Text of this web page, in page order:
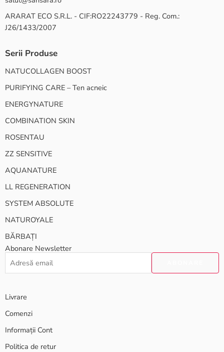
ARARAT ECO S.R.L. - CIF:RO22243779 - Reg. Com.:
J26/1433/2007
Serii Produse
NATUCOLLAGEN BOOST
PURIFYING CARE – Ten acneic
ENERGYNATURE
COMBINATION SKIN
ROSENTAU
ZZ SENSITIVE
AQUANATURE
LL REGENERATION
SYSTEM ABSOLUTE
NATUROYALE
BĂRBAȚI
Abonare Newsletter
Livrare
Comenzi
Informații Cont
Politica de retur